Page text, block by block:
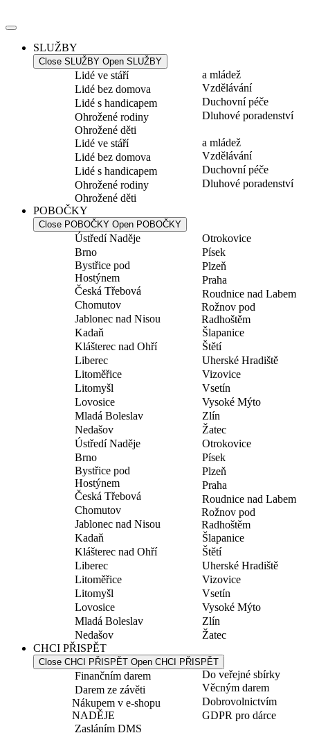
k
SLUŽBY
Close SLUŽBY Open SLUŽBY
Lidé ve stáří
Lidé bez domova
Lidé s handicapem
Ohrožené rodiny
Ohrožené děti
a mládež
Vzdělávání
Duchovní péče
Dluhové poradenství
Lidé ve stáří
Lidé bez domova
Lidé s handicapem
Ohrožené rodiny
Ohrožené děti
a mládež
Vzdělávání
Duchovní péče
Dluhové poradenství
POBOČKY
Close POBOČKY Open POBOČKY
Ústředí Naděje
Brno
Bystřice pod
Hostýnem
Česká Třebová
Chomutov
Jablonec nad Nisou
Kadaň
Klášterec nad Ohří
Liberec
Litoměřice
Litomyšl
Lovosice
Mladá Boleslav
Nedašov
Otrokovice
Písek
Plzeň
Praha
Roudnice nad Labem
Rožnov pod
Radhoštěm
Šlapanice
Štětí
Uherské Hradiště
Vizovice
Vsetín
Vysoké Mýto
Zlín
Žatec
Ústředí Naděje
Brno
Bystřice pod
Hostýnem
Česká Třebová
Chomutov
Jablonec nad Nisou
Kadaň
Klášterec nad Ohří
Liberec
Litoměřice
Litomyšl
Lovosice
Mladá Boleslav
Nedašov
Otrokovice
Písek
Plzeň
Praha
Roudnice nad Labem
Rožnov pod
Radhoštěm
Šlapanice
Štětí
Uherské Hradiště
Vizovice
Vsetín
Vysoké Mýto
Zlín
Žatec
CHCI PŘISPĚT
Close CHCI PŘISPĚT Open CHCI PŘISPĚT
Finančním darem
Darem ze závěti
Nákupem v e-shopu
NADĚJE
Zasláním DMS
Do veřejné sbírky
Věcným darem
Dobrovolnictvím
GDPR pro dárce